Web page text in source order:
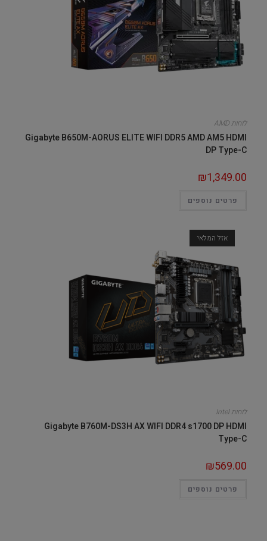
לוחות AMD
Gigabyte B650M-AORUS ELITE WIFI DDR5 AMD AM5 HDMI
DP Type-C
₪1,349.00
פרטים נוספים
אזל המלאי
לוחות Intel
Gigabyte B760M-DS3H AX WIFI DDR4 s1700 DP HDMI
Type-C
₪569.00
פרטים נוספים